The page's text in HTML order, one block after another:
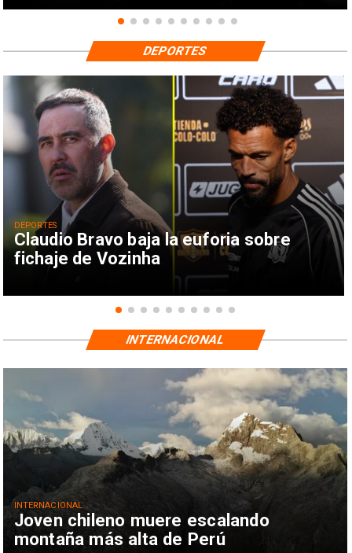
Claudio Bravo baja la euforia sobre
fichaje de Vozinha
DEPORTES
DEPORTES
Joven chileno muere escalando
montaña más alta de Perú
INTERNACIONAL
INTERNACIONAL